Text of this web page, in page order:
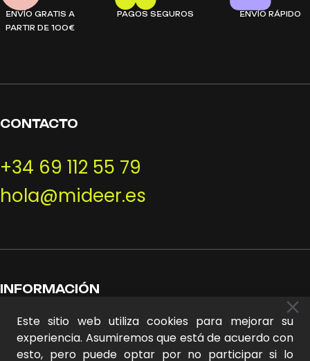
ENVÍO GRATIS A
PARTIR DE 100€
PAGOS SEGUROS ENVÍO RÁPIDO
CONTACTO
+34 69 112 55 79
hola@mideer.es
INFORMACIÓN
Mi cuenta
Sobre nosotros
Este sitio web utiliza cookies para mejorar su
experiencia. Asumiremos que está de acuerdo con
esto, pero puede optar por no participar si lo